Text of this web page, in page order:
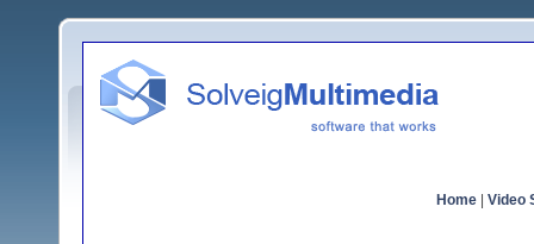
Home Video